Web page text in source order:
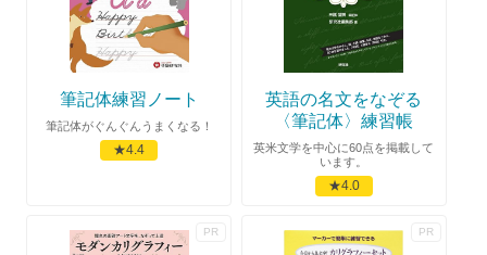
筆記体練習ノート
筆記体がぐんぐんうまくなる！
★4.4
英語の名文をなぞる
〈筆記体〉練習帳
英米文学を中心に60点を掲載して
います。
★4.0